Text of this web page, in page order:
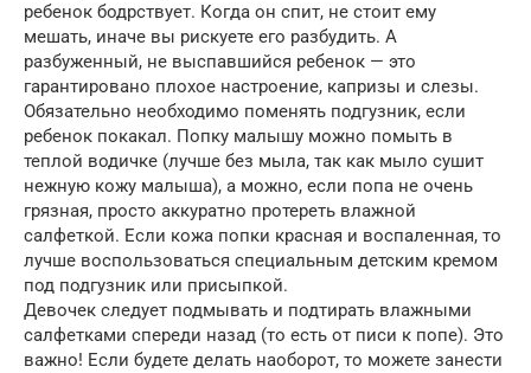
ребенок бодрствует. Когда он спит, не стоит ему
мешать, иначе вы рискуете его разбудить. А
разбуженный, не выспавшийся ребенок — это
гарантировано плохое настроение, капризы и слезы.
Обязательно необходимо поменять подгузник, если
ребенок покакал. Попку малышу можно помыть в
теплой водичке (лучше без мыла, так как мыло сушит
нежную кожу малыша), а можно, если попа не очень
грязная, просто аккуратно протереть влажной
салфеткой. Если кожа попки красная и воспаленная, то
лучше воспользоваться специальным детским кремом
под подгузник или присыпкой.
Девочек следует подмывать и подтирать влажными
салфетками спереди назад (то есть от писи к попе). Это
важно! Если будете делать наоборот, то можете занести